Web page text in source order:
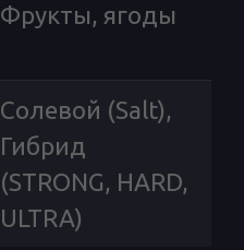
Фрукты, ягоды
Солевой (Salt),
Гибрид
(STRONG, HARD,
ULTRA)